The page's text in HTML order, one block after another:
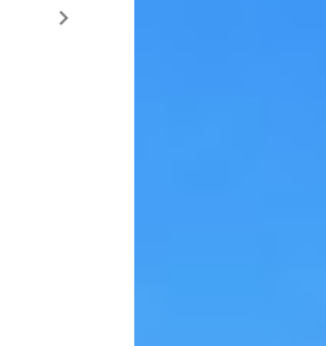
keyboard_arrow_right